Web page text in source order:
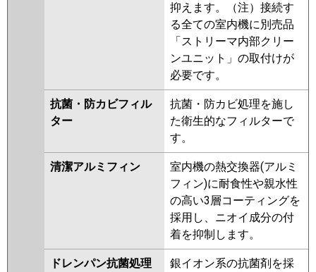
抑えます。（注）接続す
る全ての室内機に別売品
「ストリーマ内部クリー
ンユニット」の取付けが
必要です。
抗菌・防カビフィル
ター
抗菌・防カビ処理を施し
た衛生的なフィルターで
す。
清潔アルミフィン
室内機の熱交換器(アルミ
フィン)に耐食性や親水性
の高い3層コーティングを
採用し、ニオイ成分の付
着を抑制します。
ドレンパン抗菌処理
銀イオン系の抗菌剤を採